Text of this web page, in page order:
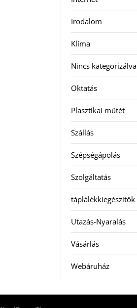
Irodalom
Klíma
Nincs kategorizálva
Oktatás
Plasztikai műtét
Szállás
Szépségápolás
Szolgáltatás
táplálékkiegészítők
Utazás-Nyaralás
Vásárlás
Webáruház